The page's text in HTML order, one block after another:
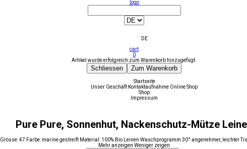
logo
DE
cart
0
Artikel wurde erfolgreich zum Warenkorb hinzugefügt.
Schliessen Zum Warenkorb
Startseite
Unser Geschäft Kontaktaufnahme Online Shop
Shop
Impressum
Pure Pure, Sonnenhut, Nackenschutz-Mütze
Grösse: 47 Farbe: marine gestreift Material: 100% Bio Leinen Waschprogramm 30° angenehmer, leichter
Mehr anzeigen Weniger zeigen